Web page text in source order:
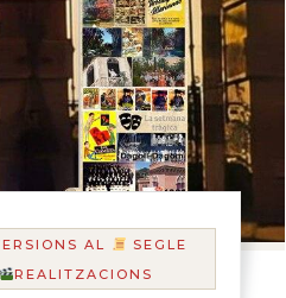
AL
SEGLE
REALITZACIONS